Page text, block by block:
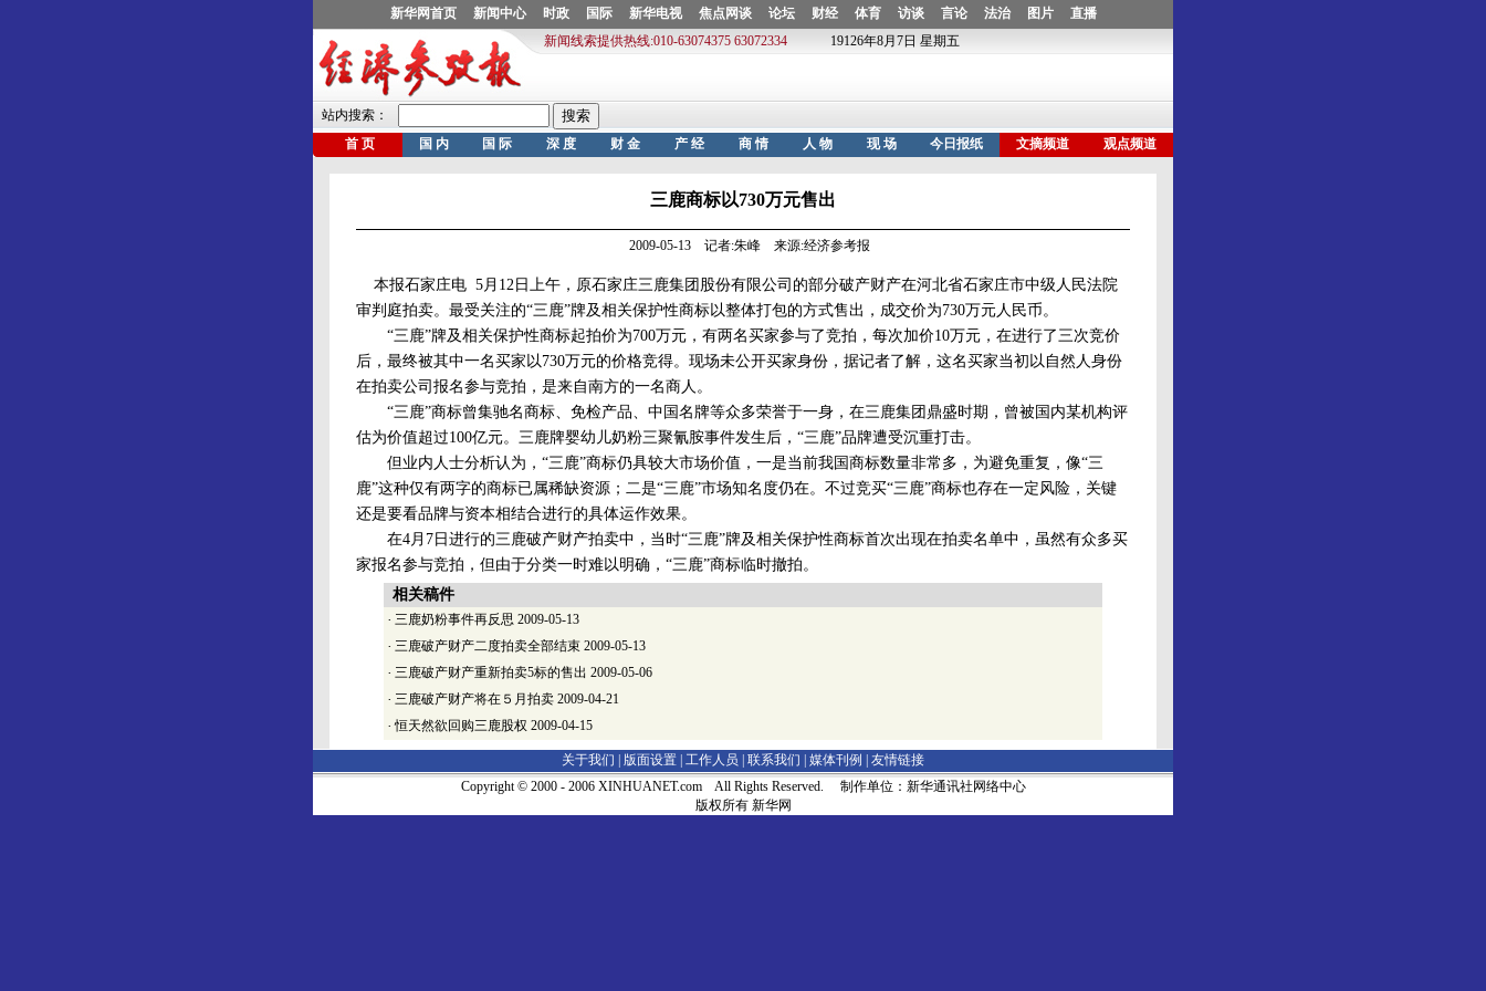
三鹿商标以730万元售出
2009-05-13 记者:朱峰 来源:经济参考报
本报石家庄电 5月12日上午，原石家庄三鹿集团股份有限公司的部分破产财产在河北省石家庄市中级人民法院
审判庭拍卖。最受关注的“三鹿”牌及相关保护性商标以整体打包的方式售出，成交价为730万元人民币。
“三鹿”牌及相关保护性商标起拍价为700万元，有两名买家参与了竞拍，每次加价10万元，在进行了三次竞价
后，最终被其中一名买家以730万元的价格竞得。现场未公开买家身份，据记者了解，这名买家当初以自然人身份
在拍卖公司报名参与竞拍，是来自南方的一名商人。
“三鹿”商标曾集驰名商标、免检产品、中国名牌等众多荣誉于一身，在三鹿集团鼎盛时期，曾被国内某机构评
估为价值超过100亿元。三鹿牌婴幼儿奶粉三聚氰胺事件发生后，“三鹿”品牌遭受沉重打击。
但业内人士分析认为，“三鹿”商标仍具较大市场价值，一是当前我国商标数量非常多，为避免重复，像“三
鹿”这种仅有两字的商标已属稀缺资源；二是“三鹿”市场知名度仍在。不过竞买“三鹿”商标也存在一定风险，关键
还是要看品牌与资本相结合进行的具体运作效果。
在4月7日进行的三鹿破产财产拍卖中，当时“三鹿”牌及相关保护性商标首次出现在拍卖名单中，虽然有众多买
家报名参与竞拍，但由于分类一时难以明确，“三鹿”商标临时撤拍。
相关稿件
· 三鹿奶粉事件再反思 2009-05-13
· 三鹿破产财产二度拍卖全部结束 2009-05-13
· 三鹿破产财产重新拍卖5标的售出 2009-05-06
· 三鹿破产财产将在５月拍卖 2009-04-21
· 恒天然欲回购三鹿股权 2009-04-15
关于我们 | 版面设置 工作人员 联系我们 媒体刊例
友情链接
Copyright © 2000 - 2006 XINHUANET.com All Rights Reserved. 制作单位：新华通讯社网络中心
版权所有 新华网